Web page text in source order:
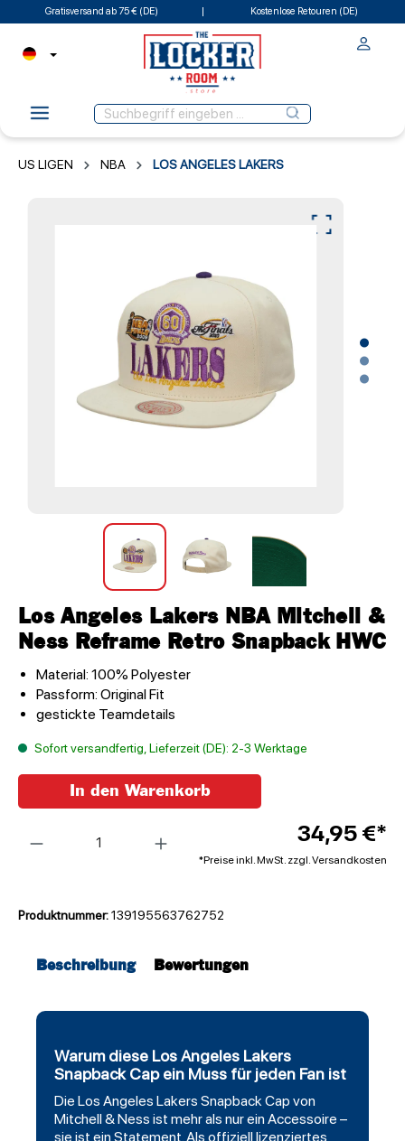
Gratisversand ab 75 € (DE) Kostenlose Retouren (DE)
US LIGEN NBA LOS ANGELES LAKERS
Los Angeles Lakers NBA Mitchell &
Ness Reframe Retro Snapback HWC
Material: 100% Polyester
Passform: Original Fit
gestickte Teamdetails
Sofort versandfertig, Lieferzeit (DE): 2-3 Werktage
34,95 €*
*Preise inkl. MwSt. zzgl. Versandkosten
In den Warenkorb
Produktnummer:139195563762752
Beschreibung Bewertungen
Warum diese Los Angeles Lakers
Snapback Cap ein Muss für jeden Fan ist
Die Los Angeles Lakers Snapback Cap von
Mitchell& Ness ist mehr als nur ein Accessoire –
sie ist ein Statement. Als offiziell lizenziertes